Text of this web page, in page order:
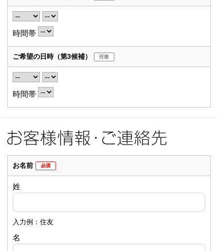
時間帯
ご希望の日時（第3候補）
時間帯
お名前
姓
入力例：住友
名